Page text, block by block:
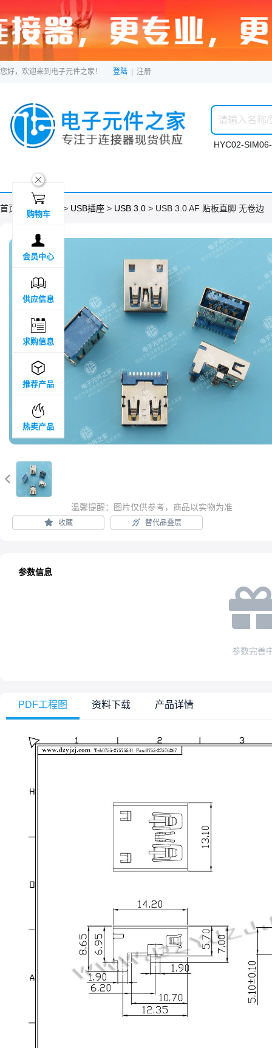
您好，欢迎来到电子元件之家！ 登陆 注册
HYC02-
首页 > 分类目录 > USB插座 > USB 3.0 > USB 3.0 AF 贴板直脚 无卷边

温馨提醒：图片仅供参考，商品以实物为准
收藏 替代品叠层
参数信息
参数完善
PDF工程图 资料下载 产品详情
ဆ

购物车

会员中心

供应信息

求购信息

推荐产品

热卖产品